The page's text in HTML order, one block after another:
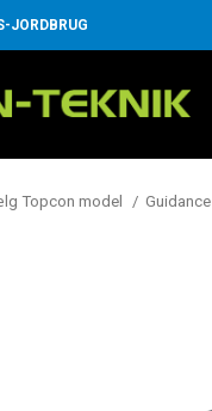
JORDBRUG
Topcon model Guidance